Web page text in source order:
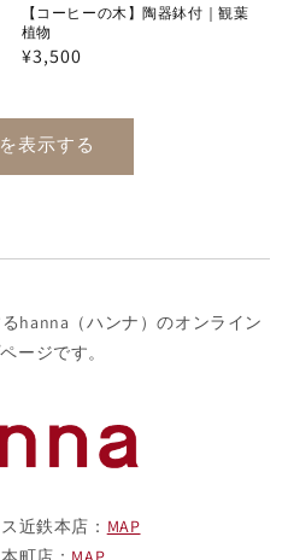
【コーヒーの木】陶器鉢付｜観葉
植物
通
価
格
¥3,500
表示する
hanna（ハンナ）のオンライン
ージです。
近鉄本店： MAP